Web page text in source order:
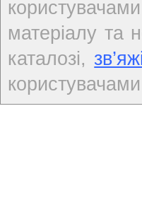
матеріалу та
каталозі,
користувачами